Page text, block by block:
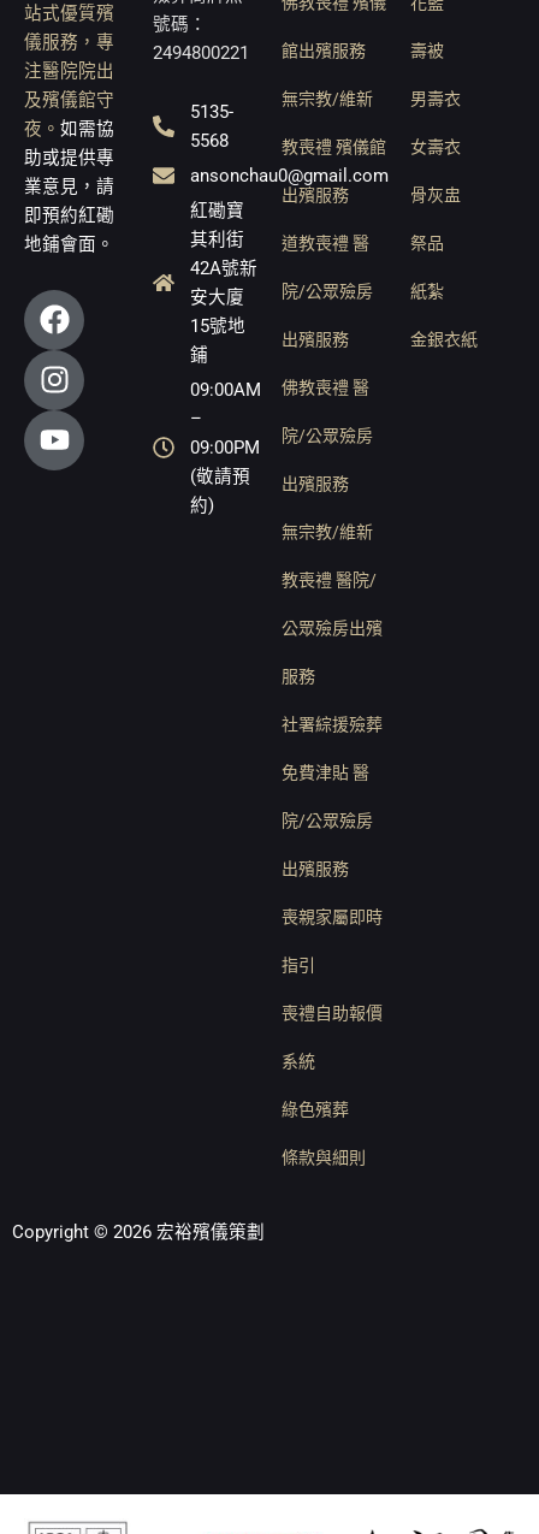
站式優質殯
儀服務，專
注醫院院出
及殯儀館守
夜。 如需協
助或提供專
業意見，請
即預約紅磡
地鋪會面。
F
a
c
e
b
o
I
n
s
t
a
g
Y
o
u
t
u
b
號碼：
2494800221
5135-
5568
ansonchau0@gmail.com
紅磡寶
其利街
42A號新
安大廈
15號地
鋪
09:00AM
–
09:00PM
(敬請預
約)
館出殯服務
無宗教/維新
教喪禮 殯儀館
出殯服務
道教喪禮 醫
院/公眾殮房
出殯服務
佛教喪禮 醫
院/公眾殮房
出殯服務
無宗教/維新
教喪禮 醫院/
公眾殮房出殯
服務
社署綜援殮葬
免費津貼 醫
院/公眾殮房
出殯服務
喪親家屬即時
指引
喪禮自助報價
系統
綠色殯葬
條款與細則
壽被
男壽衣
女壽衣
骨灰盅
祭品
紙紮
金銀衣紙
Copyright © 2026 宏裕殯儀策劃